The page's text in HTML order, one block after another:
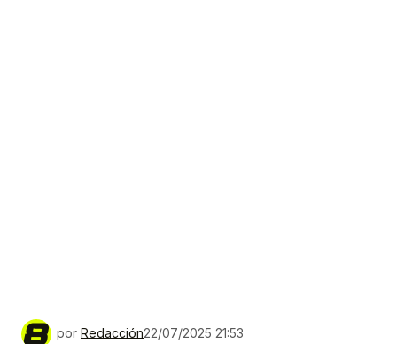
por Redacción22/07/2025 21:53